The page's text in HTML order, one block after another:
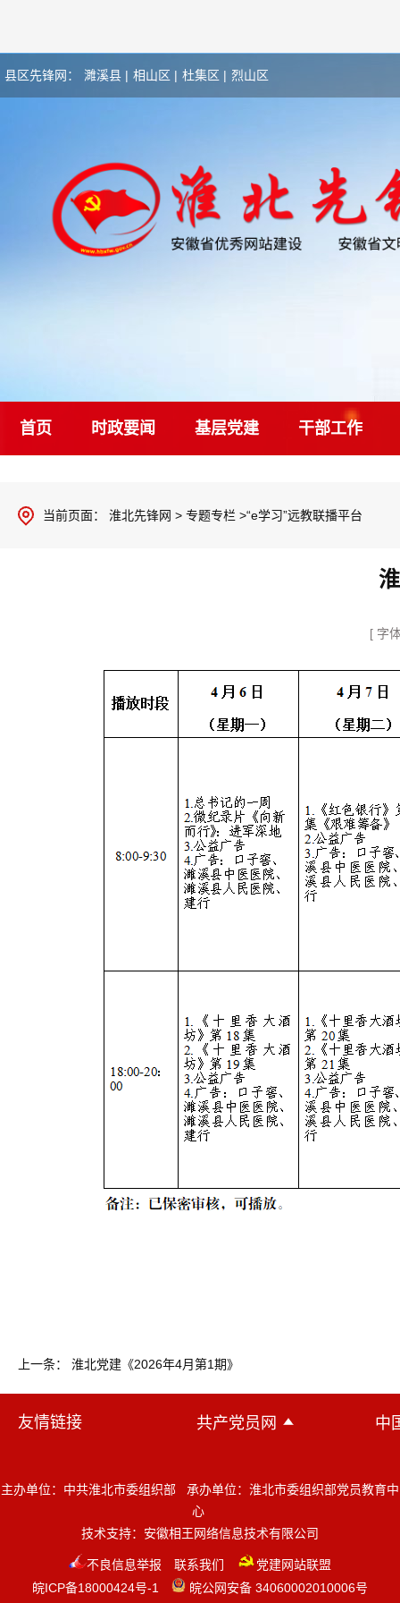
县区先锋网： 濉溪县 | 相山区 | 杜集区 | 烈山区
首页 时政要闻 基层党建 干部工作
当前页面： 淮北先锋网 > 专题专栏 >“e学习”远教联播平台
[ 字
上一条： 淮北党建《2026年4月第1期》
友情链接 共产党员网 中
主办单位：中共淮北市委组织部 承办单位：淮北市委组织部党员教育中
心
技术支持： 安徽相王网络信息技术有限公司
不良信息举报 联系我们
党建网站联盟
皖ICP备18000424号-1
皖公网安备 34060002010006号